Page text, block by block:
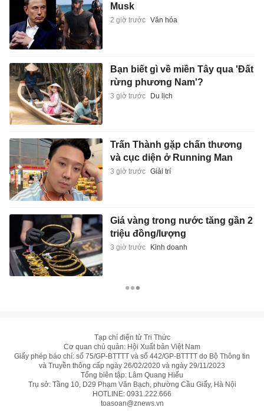
Musk
2 giờ trước Văn hóa
Bạn biết gì về miền Tây qua 'Đất
rừng phương Nam'?
3 giờ trước Du lịch
Trấn Thành gặp chấn thương
và cục diện ở Running Man
3 giờ trước Giải trí
Giá vàng trong nước tăng gần 2
triệu đồng/lượng
3 giờ trước Kinh doanh
Tạp chí điện tử Tri Thức
Cơ quan chủ quản: Hội Xuất bản Việt Nam
Giấy phép báo chí: số 75/GP-BTTTT và số 442/GP-BTTTT do Bộ Thông tin
và Truyền thông cấp ngày 26/02/2020 và ngày 29/11/2023
Tổng biên tập: Lâm Quang Hiếu
Trụ sở: Tầng 10, D29 Phạm Văn Bạch, phường Cầu Giấy, Hà Nội
HOTLINE: 0931.222.666
toasoan@znews.vn